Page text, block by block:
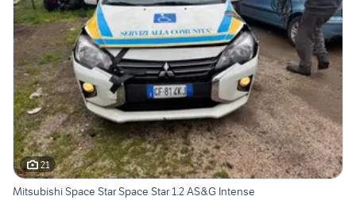
21
Mitsubishi Space Star Space Star 1.2 AS&G Intense